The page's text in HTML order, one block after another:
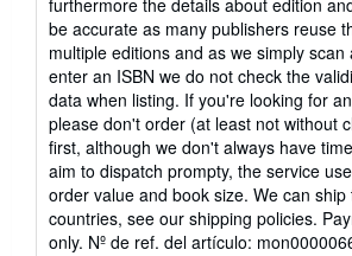
furthermore the details about edition
be accurate as many publishers reuse
multiple editions and as we simply
enter an ISBN we do not check the
data when listing. If you're looking for
please don't order (at least not without
first, although we don't always have
aim to dispatch prompty, the service
order value and book size. We can ship
countries, see our shipping policies.
only. Nº de ref. del artículo: